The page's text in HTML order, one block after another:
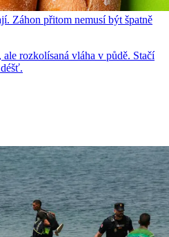
Záhon přitom nemusí být špatně
rozkolísaná vláha v půdě. Stačí